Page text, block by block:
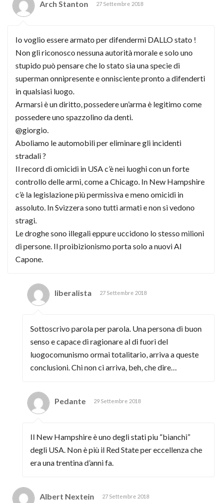
Arch Stanton 27 Settembre 2018
Io voglio essere armato per difendermi DALLO stato !
Non gli riconosco nessuna autorità morale e solo uno
stupido può pensare che lo stato sia una specie di
superman onnipresente e onnisciente pronto a difenderti
in qualsiasi luogo.
Armarsi è un diritto, possedere un’arma è legitimo come
possedere uno spazzolino da denti.
@giorgio.
Aboliamo le automobili per eliminare gli incidenti
stradali ?
Il record di omicidi in USA c’è nei luoghi con un forte
controllo delle armi, come a Chicago. In New Hampshire
c’è la legislazione più permissiva e meno omicidi in
assoluto. In Svizzera sono tutti armati e non si vedono
stragi.
Le droghe sono illegali eppure uccidono lo stesso milioni
di persone. Il proibizionismo porta solo a nuovi Al
Capone.
liberalista 27 Settembre 2018
Sottoscrivo parola per parola. Una persona di buon
senso e capace di ragionare al di fuori del
luogocomunismo ormai totalitario, arriva a queste
conclusioni. Chi non ci arriva, beh, che dire…
Pedante 29 Settembre 2018
Il New Hampshire è uno degli stati piu “bianchi”
degli USA. Non è più il Red State per eccellenza che
era una trentina d’anni fa.
Albert Nextein 27 Settembre 2018